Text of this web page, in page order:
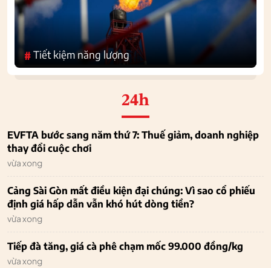
#Tiết kiệm năng lượng
24h
EVFTA bước sang năm thứ 7: Thuế giảm, doanh nghiệp
thay đổi cuộc chơi
vừa xong
Cảng Sài Gòn mất điều kiện đại chúng: Vì sao cổ phiếu
định giá hấp dẫn vẫn khó hút dòng tiền?
vừa xong
Tiếp đà tăng, giá cà phê chạm mốc 99.000 đồng/kg
vừa xong